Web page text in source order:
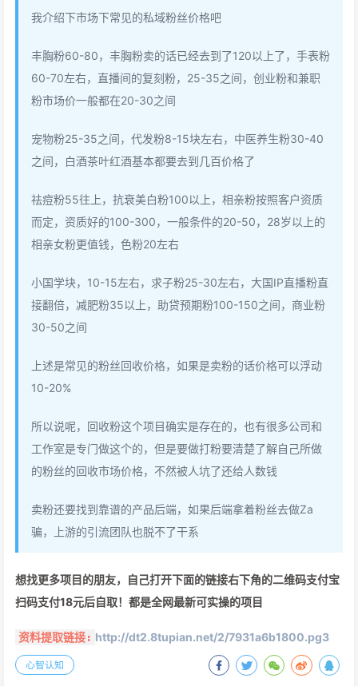
我介绍下市场下常见的私域粉丝价格吧
丰胸粉60-80，丰胸粉卖的话已经去到了120以上了，手表粉
60-70左右，直播间的复刻粉，25-35之间，创业粉和兼职
粉市场价一般都在20-30之间
宠物粉25-35之间，代发粉8-15块左右，中医养生粉30-40
之间，白酒茶叶红酒基本都要去到几百价格了
祛痘粉55往上，抗衰美白粉100以上，相亲粉按照客户资质
而定，资质好的100-300，一般条件的20-50，28岁以上的
相亲女粉更值钱，色粉20左右
小国学块，10-15左右，求子粉25-30左右，大国IP直播粉直
接翻倍，减肥粉35以上，助贷预期粉100-150之间，商业粉
30-50之间
上述是常见的粉丝回收价格，如果是卖粉的话价格可以浮动
10-20%
所以说呢，回收粉这个项目确实是存在的，也有很多公司和
工作室是专门做这个的，但是要做打粉要清楚了解自己所做
的粉丝的回收市场价格，不然被人坑了还给人数钱
卖粉还要找到靠谱的产品后端，如果后端拿着粉丝去做Za
骗，上游的引流团队也脱不了干系
想找更多项目的朋友，自己打开下面的链接右下角的二维码支付宝
扫码支付18元后自取！都是全网最新可实操的项目
资料提取链接: http://dt2.8tupian.net/2/7931a6b1800.pg3
心智认知